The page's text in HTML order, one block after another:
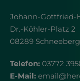
Johann-Gottfried-
Dr.-Köhler-Platz 2
08289 Schneeberg
Telefon: 03772
E-Mail: email@